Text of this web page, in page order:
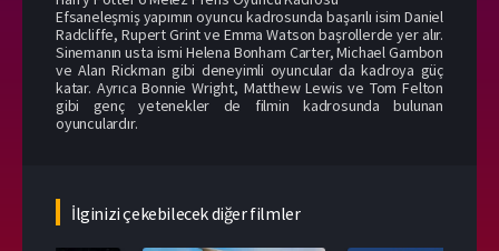
Efsaneleşmiş yapımın oyuncu kadrosunda başarılı isim Daniel
Radcliffe, Rupert Grint ve Emma Watson başrollerde yer alır.
Sinemanın usta ismi Helena Bonham Carter, Michael Gambon
ve Alan Rickman gibi deneyimli oyuncular da kadroya güç
katar. Ayrıca Bonnie Wright, Matthew Lewis ve Tom Felton
gibi genç yetenekler de filmin kadrosunda bulunan
oyunculardır.
İlginizi çekebilecek diğer filmler